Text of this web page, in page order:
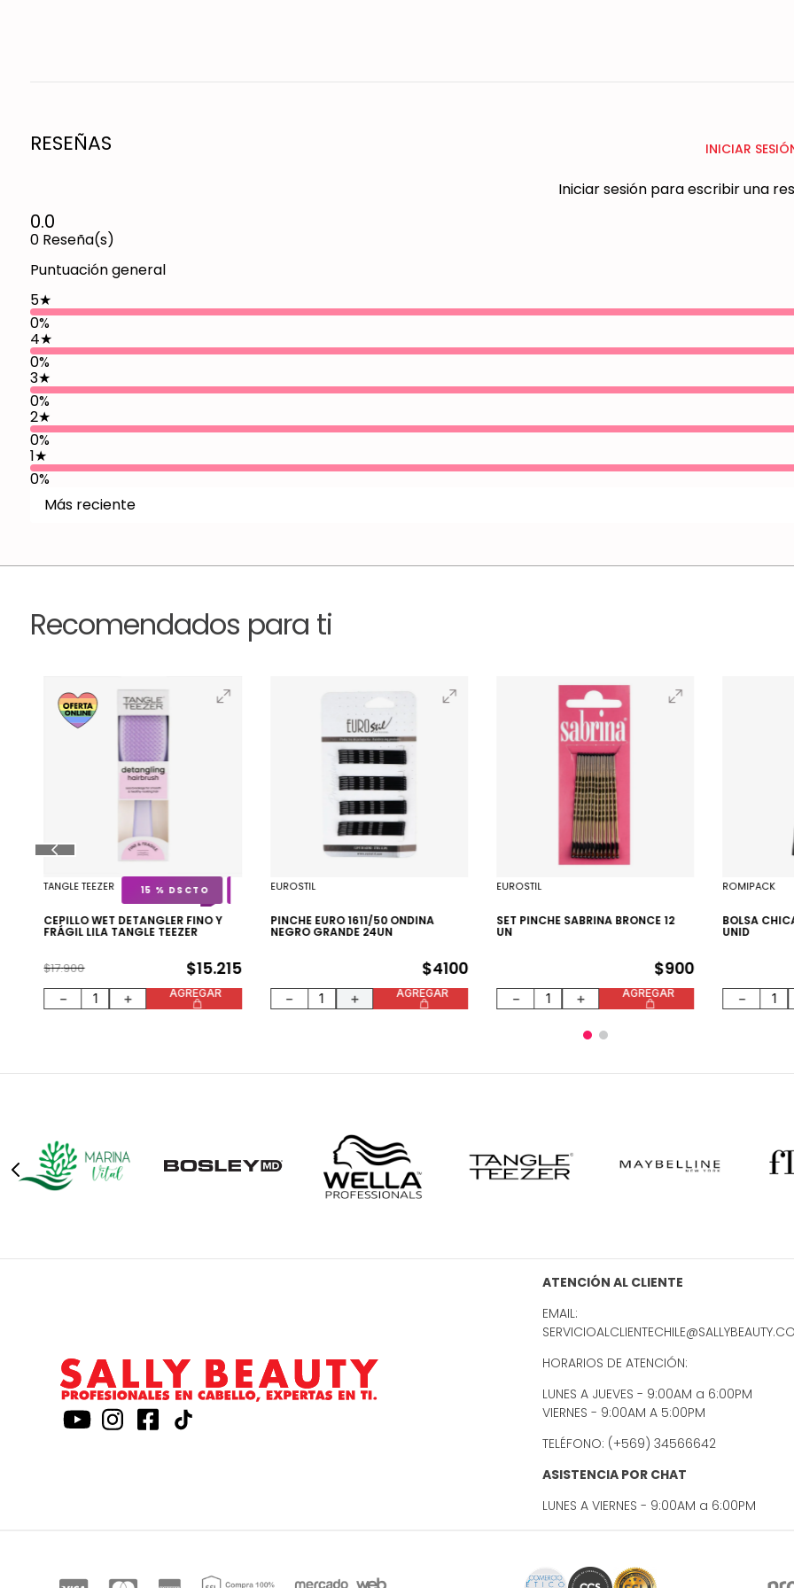
RESEÑAS INICIAR
Iniciar sesión para escribir una
0.0
0Reseña(s)
Puntuación general
5★
0%
4★
0%
3★
0%
2★
0%
1★
0%
Más reciente
Recomendados para ti
TANGLE TEEZER
CEPILLO WET DETANGLER FINO Y
FRÁGIL LILA TANGLE TEEZER
15 %
$17.900 $15.215
＋
－ AGREGAR
EUROSTIL
PINCHE EURO 1611/50 ONDINA
NEGRO GRANDE 24UN
$4100
＋
－ AGREGAR
EUROSTIL
SET PINCHE SABRINA BRONCE 12
UN
$900
＋
－ AGREGAR
ROMIPACK
BOLSA
UNID
－
ATENCIÓN AL CLIENTE
EMAIL:
HORARIOS DE ATENCIÓN:
LUNES A JUEVES - 9:00AM a 6:00PM
VIERNES - 9:00AM A 5:00PM
TELÉFONO: (+569) 34566642
ASISTENCIA POR CHAT
LUNES A VIERNES - 9:00AM a 6:00PM